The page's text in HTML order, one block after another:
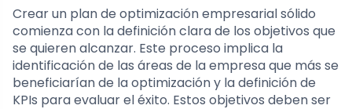
Crear un plan de optimización empresarial sólido
comienza con la definición clara de los objetivos que
se quieren alcanzar. Este proceso implica la
identificación de las áreas de la empresa que más se
beneficiarían de la optimización y la definición de
KPIs para evaluar el éxito. Estos objetivos deben ser